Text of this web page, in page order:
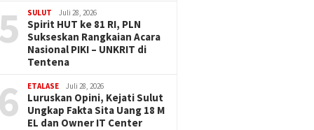
SULUT Juli 28, 2026
Spirit HUT ke 81 RI, PLN
Sukseskan Rangkaian Acara
Nasional PIKI – UNKRIT di
Tentena
ETALASE Juli 28, 2026
Luruskan Opini, Kejati Sulut
Ungkap Fakta Sita Uang 18 M
EL dan Owner IT Center